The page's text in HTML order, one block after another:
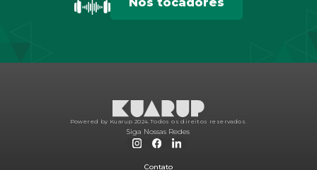
Nos tocadores
Powered by Kuarup 2024. Todos os direitos reservados.
Siga Nossas Redes
Contato